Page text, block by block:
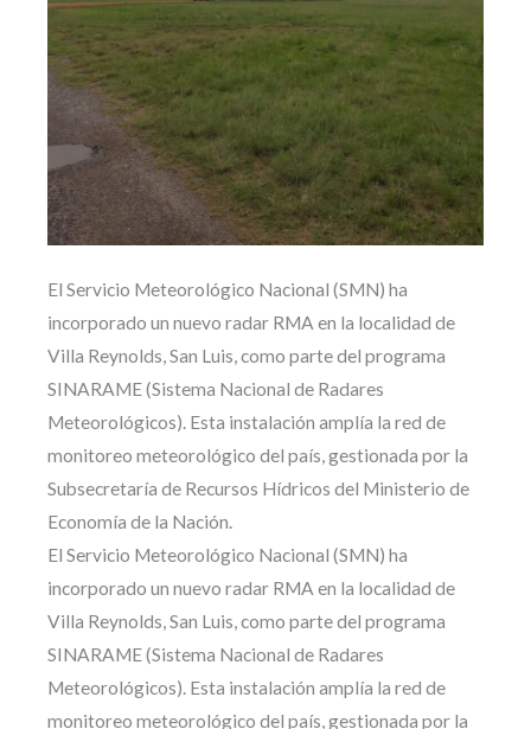
El Servicio Meteorológico Nacional (SMN) ha
incorporado un nuevo radar RMA en la localidad de
Villa Reynolds, San Luis, como parte del programa
SINARAME (Sistema Nacional de Radares
Meteorológicos). Esta instalación amplía la red de
monitoreo meteorológico del país, gestionada por la
Subsecretaría de Recursos Hídricos del Ministerio de
Economía de la Nación.
El Servicio Meteorológico Nacional (SMN) ha
incorporado un nuevo radar RMA en la localidad de
Villa Reynolds, San Luis, como parte del programa
SINARAME (Sistema Nacional de Radares
Meteorológicos). Esta instalación amplía la red de
monitoreo meteorológico del país, gestionada por la